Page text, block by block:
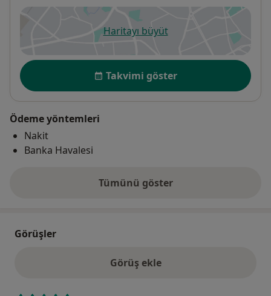
Haritayı büyütyeni bir sekmede açılır
Uygunluk
Takvimi göster
Ödeme yöntemleri
Nakit
Banka Havalesi
Tümünü göster
adres hakkında
Görüşler
Görüş ekle